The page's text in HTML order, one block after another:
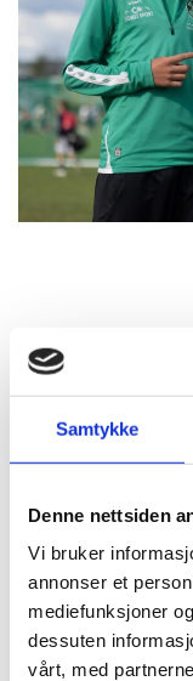
Samtykke
Denne nettsiden
Vi bruker
annonser et
mediefunksjoner
dessuten
vårt, med
Norway Cup
Kuttet 40 tonn
LES MER